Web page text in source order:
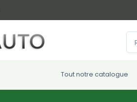
Tout notre catalogue